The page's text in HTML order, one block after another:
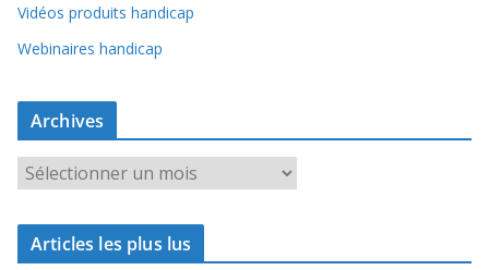
Vidéos produits handicap
Webinaires handicap
Archives
r
c
Articles les plus lus